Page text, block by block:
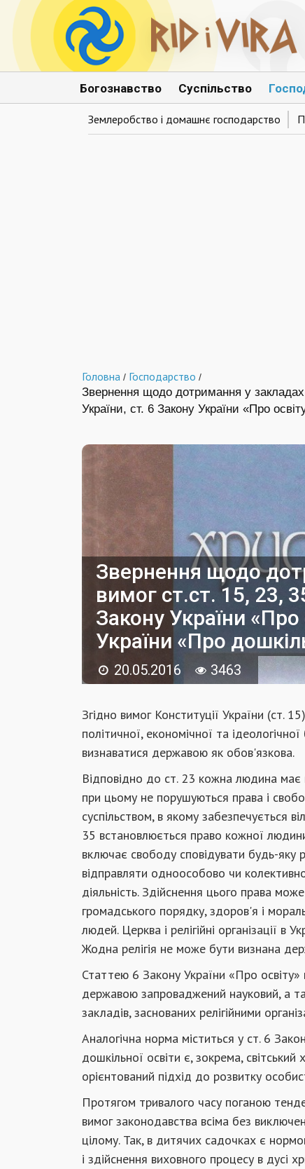
Богознавство Суспільство
Землеробство і домашнє господарство
Головна / Господарство /
Звернення щодо дотримання у закладах
України, ст. 6 Закону України «Про
Звернення щодо
вимог ст.ст. 15, 23,
Закону України «Про
України «Про
20.05.2016 3463
Згідно вимог Конституції України (ст.
політичної, економічної та
визнаватися державою як обов'язкова.
Відповідно до ст. 23 кожна людина має
при цьому не порушуються права і
суспільством, в якому забезпечується
35 встановлюється право кожної
включає свободу сповідувати будь-яку
відправляти одноособово чи колективно
діяльність. Здійснення цього права
громадського порядку, здоров'я і
людей. Церква і релігійні організації в
Жодна релігія не може бути визнана
Статтею 6 Закону України «Про освіту»
державою запроваджений науковий, а
закладів, заснованих релігійними
Аналогічна норма міститься у ст. 6
дошкільної освіти є, зокрема,
орієнтований підхід до розвитку
Протягом тривалого часу поганою
вимог законодавства всіма без
цілому. Так, в дитячих садочках є
і здійснення виховного процесу в дусі